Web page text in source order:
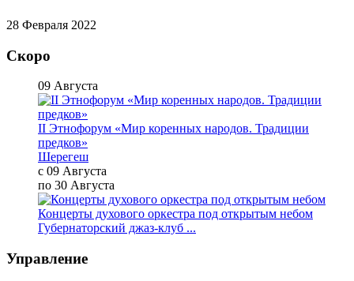
28 Февраля 2022
Скоро
09 Августа
II Этнофорум «Мир коренных народов. Традиции
предков»
Шерегеш
с 09 Августа
по 30 Августа
Концерты духового оркестра под открытым небом
Губернаторский джаз-клуб ...
Управление